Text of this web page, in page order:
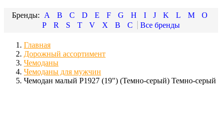
A B C D E F G H I J K L M
O
P
R S T V X В С
Главная
Дорожный ассортимент
Чемоданы
Чемоданы для мужчин
Чемодан малый Р1927 (19") (Темно-серый) Темно-серый